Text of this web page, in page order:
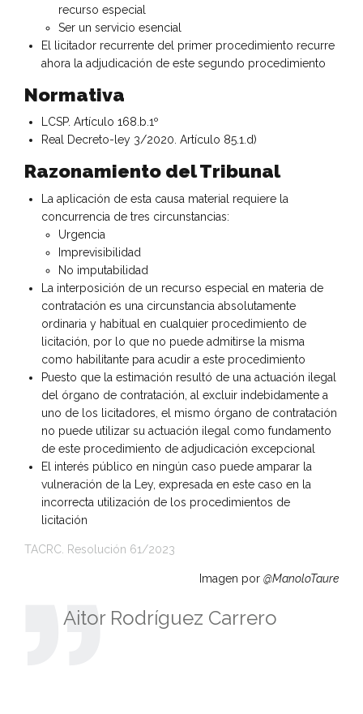
recurso especial
Ser un servicio esencial
El licitador recurrente del primer procedimiento recurre
ahora la adjudicación de este segundo procedimiento
Normativa
LCSP. Artículo 168.b.1º
Real Decreto-ley 3/2020. Artículo 85.1.d)
Razonamiento del Tribunal
La aplicación de esta causa material requiere la
concurrencia de tres circunstancias:
Urgencia
Imprevisibilidad
No imputabilidad
La interposición de un recurso especial en materia de
contratación es una circunstancia absolutamente
ordinaria y habitual en cualquier procedimiento de
licitación, por lo que no puede admitirse la misma
como habilitante para acudir a este procedimiento
Puesto que la estimación resultó de una actuación ilegal
del órgano de contratación, al excluir indebidamente a
uno de los licitadores, el mismo órgano de contratación
no puede utilizar su actuación ilegal como fundamento
de este procedimiento de adjudicación excepcional
El interés público en ningún caso puede amparar la
vulneración de la Ley, expresada en este caso en la
incorrecta utilización de los procedimientos de
licitación
TACRC. Resolución 61/2023
Imagen por @ManoloTaure
Aitor Rodríguez Carrero